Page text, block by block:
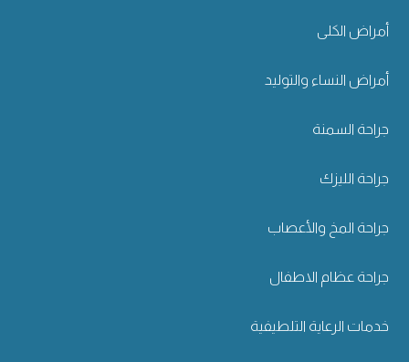
أمراض الكلى
أمراض النساء والتوليد
جراحة السمنة
جراحة الليزك
جراحة المخ والأعصاب
جراحة عظام الاطفال
خدمات الرعاية التلطيفية